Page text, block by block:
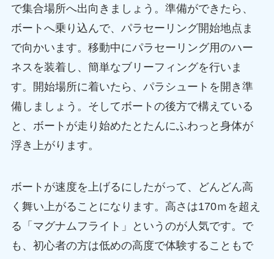
で集合場所へ出向きましょう。準備ができたら、
ボートへ乗り込んで、パラセーリング開始地点ま
で向かいます。移動中にパラセーリング用のハー
ネスを装着し、簡単なブリーフィングを行いま
す。開始場所に着いたら、パラシュートを開き準
備しましょう。そしてボートの後方で構えている
と、ボートが走り始めたとたんにふわっと身体が
浮き上がります。
ボートが速度を上げるにしたがって、どんどん高
く舞い上がることになります。高さは170ｍを超え
る「マグナムフライト」というのが人気です。で
も、初心者の方は低めの高度で体験することもで